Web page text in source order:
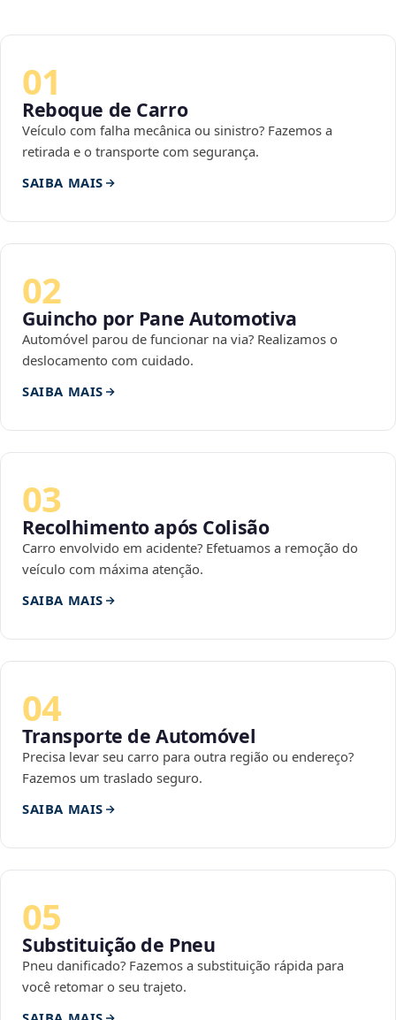
01
Reboque de Carro
Veículo com falha mecânica ou sinistro? Fazemos a
retirada e o transporte com segurança.
SAIBA MAIS
02
Guincho por Pane Automotiva
Automóvel parou de funcionar na via? Realizamos o
deslocamento com cuidado.
SAIBA MAIS
03
Recolhimento após Colisão
Carro envolvido em acidente? Efetuamos a remoção do
veículo com máxima atenção.
SAIBA MAIS
04
Transporte de Automóvel
Precisa levar seu carro para outra região ou endereço?
Fazemos um traslado seguro.
SAIBA MAIS
05
Substituição de Pneu
Pneu danificado? Fazemos a substituição rápida para
você retomar o seu trajeto.